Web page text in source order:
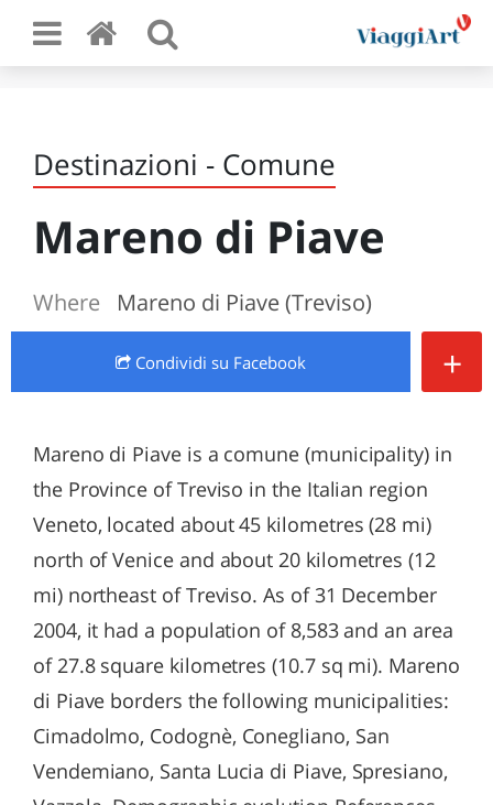
Destinazioni - Comune
Mareno di Piave
Where Mareno di Piave (Treviso)
Condividi su Facebook +
Mareno di Piave is a comune (municipality) in
the Province of Treviso in the Italian region
Veneto, located about 45 kilometres (28 mi)
north of Venice and about 20 kilometres (12
mi) northeast of Treviso. As of 31 December
2004, it had a population of 8,583 and an area
of 27.8 square kilometres (10.7 sq mi). Mareno
di Piave borders the following municipalities:
Cimadolmo, Codognè, Conegliano, San
Vendemiano, Santa Lucia di Piave, Spresiano,